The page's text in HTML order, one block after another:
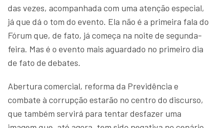
das vezes, acompanhada com uma atenção especial,
já que dá o tom do evento. Ela não é a primeira fala do
Fórum que, de fato, já começa na noite de segunda-
feira. Mas é o evento mais aguardado no primeiro dia
de fato de debates.
Abertura comercial, reforma da Previdência e
combate à corrupção estarão no centro do discurso,
que também servirá para tentar desfazer uma